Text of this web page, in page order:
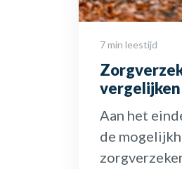
7 min leestijd
vergelijken
Aan het
de